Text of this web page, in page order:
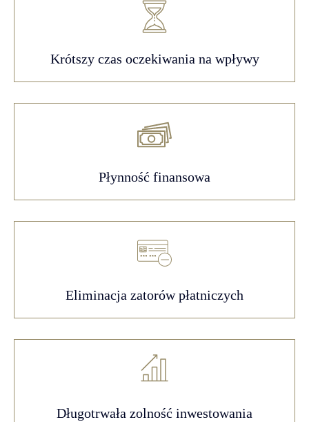
Krótszy czas oczekiwania na wpływy
Płynność finansowa
Eliminacja zatorów płatniczych
Długotrwała zolność inwestowania